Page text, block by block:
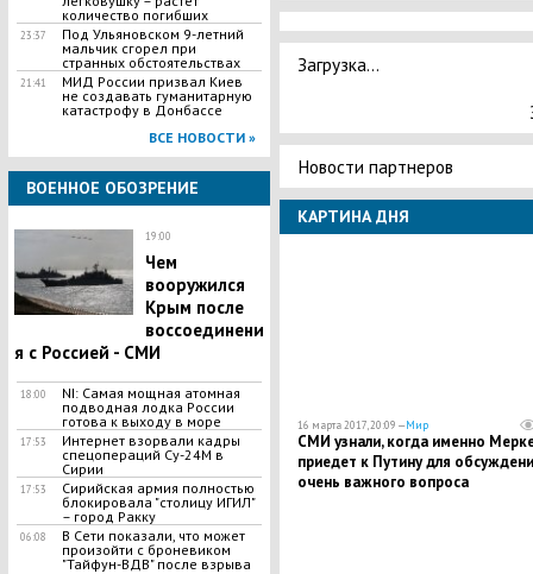
количество погибших
23:37
Под Ульяновском 9-летний
мальчик сгорел при
странных обстоятельствах
21:41
МИД России призвал Киев
не создавать гуманитарную
катастрофу в Донбассе
ВСЕ НОВОСТИ »
ВОЕННОЕ ОБОЗРЕНИЕ
19:00
Чем
вооружился
Крым после
воссоединени
я с Россией - СМИ
18:00
NI: Самая мощная атомная
подводная лодка России
готова к выходу в море
17:53
Интернет взорвали кадры
спецопераций Су-24М в
Сирии
17:53
Сирийская армия полностью
блокировала "столицу ИГИЛ"
– город Ракку
06:08
В Сети показали, что может
произойти с броневиком
"Тайфун-ВДВ" после взрыва
Загрузка...
Новости партнеров
КАРТИНА ДНЯ
16 марта 2017, 20:09 —Мир
СМИ узнали, когда именно
приедет к Путину для
очень важного вопроса